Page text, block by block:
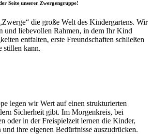
Seite unserer Zwergengruppe!
die große Welt des Kindergartens. Wir
und liebevollen Rahmen, in dem Ihr Kind
entfalten, erste Freundschaften schließen
stillen kann.
legen wir Wert auf einen strukturierten
Sicherheit gibt. Im Morgenkreis, bei
oder in der Freispielzeit lernen die Kinder,
und ihre eigenen Bedürfnisse auszudrücken.